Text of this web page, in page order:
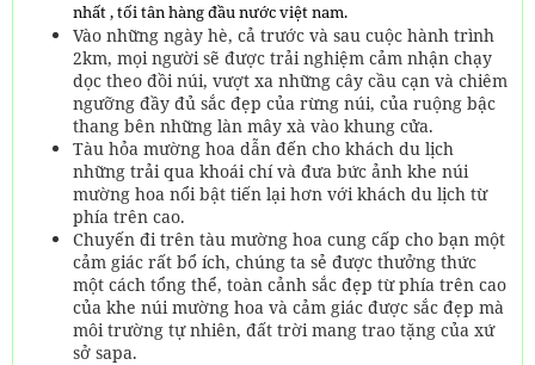
nhất , tối tân hàng đầu nước việt nam.
Vào những ngày hè, cả trước và sau cuộc hành trình
2km, mọi người sẽ được trải nghiệm cảm nhận chạy
dọc theo đồi núi, vượt xa những cây cầu cạn và chiêm
ngưỡng đầy đủ sắc đẹp của rừng núi, của ruộng bậc
thang bên những làn mây xà vào khung cửa.
Tàu hỏa mường hoa dẫn đến cho khách du lịch
những trải qua khoái chí và đưa bức ảnh khe núi
mường hoa nổi bật tiến lại hơn với khách du lịch từ
phía trên cao.
Chuyến đi trên tàu mường hoa cung cấp cho bạn một
cảm giác rất bổ ích, chúng ta sẻ được thưởng thức
một cách tổng thể, toàn cảnh sắc đẹp từ phía trên cao
của khe núi mường hoa và cảm giác được sắc đẹp mà
môi trường tự nhiên, đất trời mang trao tặng của xứ
sở sapa.